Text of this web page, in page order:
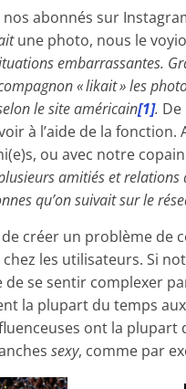
abonnés sur
une photo, nous le
embarrassantes.
« likait » les
le site américain[1]. De
à l’aide de la fonction.
ou avec notre
amitiés et relations
qu’on suivait sur le
créer un problème de
les utilisateurs. Si
se sentir complexer
la plupart du temps
ont la
sexy, comme par